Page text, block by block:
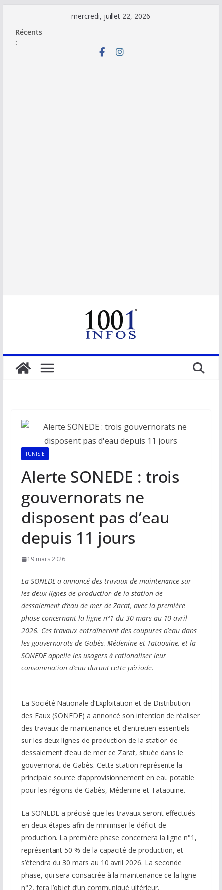
contenu
mercredi, juillet 22, 2026
Récents
:
TUNISIE
Alerte SONEDE : trois
gouvernorats ne
disposent pas d’eau
depuis 11 jours
19 mars 2026
La SONEDE a annoncé des travaux de maintenance sur
les deux lignes de production de la station de
dessalement d’eau de mer de Zarat, avec la première
phase concernant la ligne n°1 du 30 mars au 10 avril
2026. Ces travaux entraîneront des coupures d’eau dans
les gouvernorats de Gabès, Médenine et Tataouine, et la
SONEDE appelle les usagers à rationaliser leur
consommation d’eau durant cette période.
La Société Nationale d’Exploitation et de Distribution
des Eaux (SONEDE) a annoncé son intention de réaliser
des travaux de maintenance et d’entretien essentiels
sur les deux lignes de production de la station de
dessalement d’eau de mer de Zarat, située dans le
gouvernorat de Gabès. Cette station représente la
principale source d’approvisionnement en eau potable
pour les régions de Gabès, Médenine et Tataouine.
La SONEDE a précisé que les travaux seront effectués
en deux étapes afin de minimiser le déficit de
production. La première phase concernera la ligne n°1,
représentant 50 % de la capacité de production, et
s’étendra du 30 mars au 10 avril 2026. La seconde
phase, qui sera consacrée à la maintenance de la ligne
n°2, fera l’objet d’un communiqué ultérieur.